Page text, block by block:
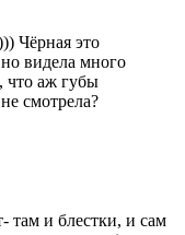
Чёрная это
видела много
что аж губы
смотрела?
там и блестки, и сам